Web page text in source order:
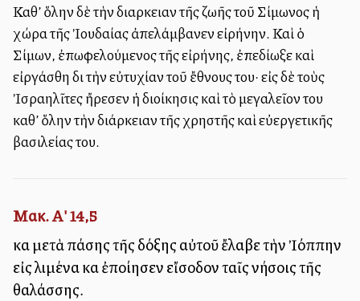
Καθ’ ὅλην δὲ τὴν διαρκειαν τῆς ζωῆς τοῦ Σίμωνος ἡ
χώρα τῆς Ἰουδαίας ἀπελάμβανεν εἰρήνην. Καὶ ὁ
Σίμων, ἐπωφελούμενος τῆς εἰρήνης, ἐπεδίωξε καὶ
εἰργάσθη διὰ τὴν εὐτυχίαν τοῦ ἔθνους του· εἰς δὲ τοὺς
Ἰσραηλῖτες ἤρεσεν ἡ διοίκησις καὶ τὸ μεγαλεῖον του
καθ’ ὅλην τὴν διάρκειαν τῆς χρηστῆς καὶ εὐεργετικῆς
βασιλείας του.
Μακ. Α' 14,5
καὶ μετὰ πάσης τῆς δόξης αὐτοῦ ἔλαβε τὴν Ἰόππην
εἰς λιμένα καὶ ἐποίησεν εἴσοδον ταῖς νήσοις τῆς
θαλάσσης.